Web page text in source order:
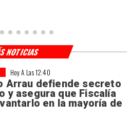
Hoy A Las 12:40
Arrau defiende secreto
y asegura que Fiscalía
en la mayoría de
NOTICIAS